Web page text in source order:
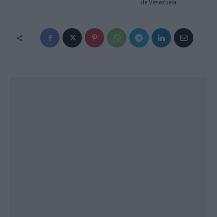
de Venezuela